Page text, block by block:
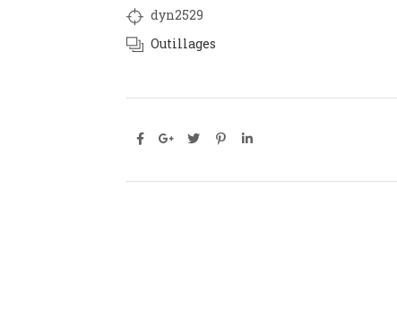
dyn2529
Outillages